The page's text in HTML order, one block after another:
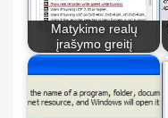
Matykime realų
įrašymo greitį